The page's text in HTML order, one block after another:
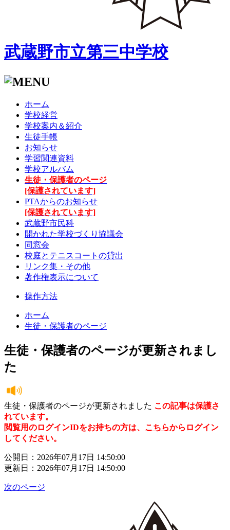
武蔵野市立第三中学校
ホーム
学校経営
学校案内＆紹介
生徒手帳
お知らせ
学習関連資料
学校アルバム
生徒・保護者のページ
[保護されています]
PTAからのお知らせ
[保護されています]
武蔵野市民科
開かれた学校づくり協議会
同窓会
校庭とテニスコートの貸出
リンク集・その他
著作権表示について
操作方法
ホーム
生徒・保護者のページ
生徒・保護者のページが更新されまし
た
生徒・保護者のページが更新されました この記事は保護さ
れています。
閲覧用のログインIDをお持ちの方は、 こちらからログイン
してください。
公開日：2026年07月17日 14:50:00
更新日：2026年07月17日 14:50:00
次のページ